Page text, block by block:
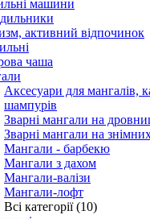
машини
активний відпочинок
чаша
Аксесуари для мангалів,
шампурів
Зварні мангали на
Зварні мангали на
Мангали - барбекю
Мангали з дахом
Мангали-валізи
Мангали-лофт
Всі категорії (10)